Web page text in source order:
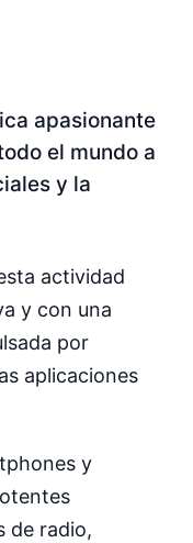
apasionante
el mundo a
y la
actividad
y con una
por
aplicaciones
y
de radio,